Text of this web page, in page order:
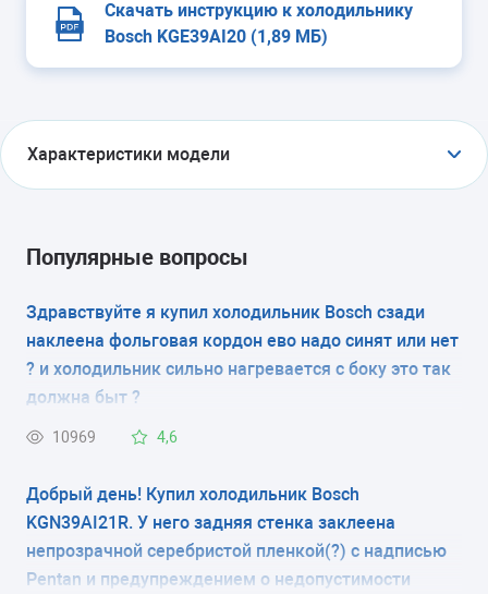
Скачать инструкцию к холодильнику
Bosch KGE39AI20 (1,89 МБ)
Характеристики модели
холодильник с морозильником
ТИП УПРАВЛЕНИЯ
электронное
КОЛИЧЕСТВО КАМЕР
2
РАЗМЕРЫ (ШXГXВ)
60x65x200 см
КОЛИЧЕСТВО КОМПРЕССОРОВ
Популярные вопросы
Здравствуйте я купил холодильник Bosch сзади
наклеена фольговая кордон ево надо синят или нет
? и холодильник сильно нагревается с боку это так
должна быт ?
10969 4,6
Добрый день! Купил холодильник Bosch
KGN39AI21R. У него задняя стенка заклеена
непрозрачной серебристой пленкой(?) с надписью
Pentan и предупреждением о недопустимости